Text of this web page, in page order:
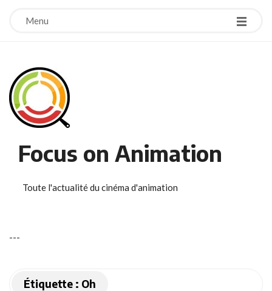
Menu
Focus on Animation
Toute l'actualité du cinéma d'animation
---
Étiquette : Oh